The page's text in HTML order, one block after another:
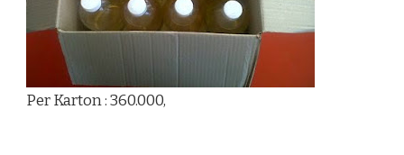
Per Karton : 360.000,